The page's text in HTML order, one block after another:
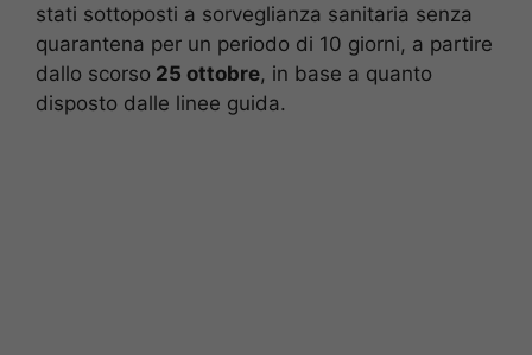
stati sottoposti a sorveglianza sanitaria senza
quarantena per un periodo di 10 giorni, a partire
dallo scorso 25 ottobre, in base a quanto
disposto dalle linee guida.